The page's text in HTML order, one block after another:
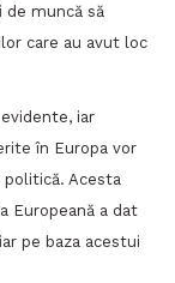
de muncă să
care au avut loc
iar
în Europa vor
Acesta
Europeană a dat
pe baza acestui